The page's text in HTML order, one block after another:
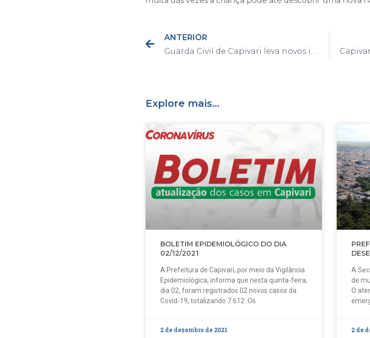
ANTERIOR
Guarda Civil de Capivari leva novos integrantes para conhecer o Museu da Polícia Civil
Explore mais...
BOLETIM EPIDEMIOLÓGICO DO DIA
02/12/2021
A Prefeitura de Capivari, por meio da Vigilância
Epidemiológica, informa que nesta quinta-feira,
dia 02, foram registrados 02 novos casos da
Covid-19, totalizando 7.612. Os
2 de dezembro de 2021
A
de
O
2 de